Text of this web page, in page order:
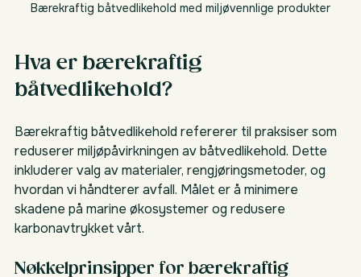
Bærekraftig båtvedlikehold med miljøvennlige produkter
Hva er bærekraftig
båtvedlikehold?
Bærekraftig båtvedlikehold refererer til praksiser som
reduserer miljøpåvirkningen av båtvedlikehold. Dette
inkluderer valg av materialer, rengjøringsmetoder, og
hvordan vi håndterer avfall. Målet er å minimere
skadene på marine økosystemer og redusere
karbonavtrykket vårt.
Nøkkelprinsipper for bærekraftig